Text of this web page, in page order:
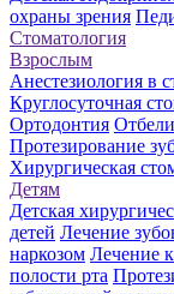
охраны зрения
Стоматология
Взрослым
Анестезиология в
Круглосуточная
Ортодонтия
Протезирование
Хирургическая
Детям
Детская
детей Лечение
наркозом Лечение
полости рта